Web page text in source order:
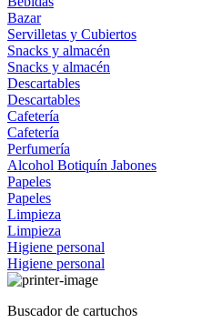
Bazar
Servilletas y Cubiertos
Snacks y almacén
Snacks y almacén
Descartables
Descartables
Cafetería
Cafetería
Perfumería
Alcohol Botiquín Jabones
Papeles
Papeles
Limpieza
Limpieza
Higiene personal
Higiene personal
Buscador de cartuchos